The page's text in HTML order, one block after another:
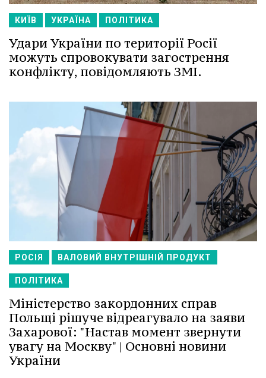
КИЇВ УКРАЇНА ПОЛІТИКА
Удари України по території Росії
можуть спровокувати загострення
конфлікту, повідомляють ЗМІ.
РОСІЯ ВАЛОВИЙ ВНУТРІШНІЙ ПРОДУКТ
ПОЛІТИКА
Міністерство закордонних справ
Польщі рішуче відреагувало на заяви
Захарової: "Настав момент звернути
увагу на Москву" | Основні новини
України